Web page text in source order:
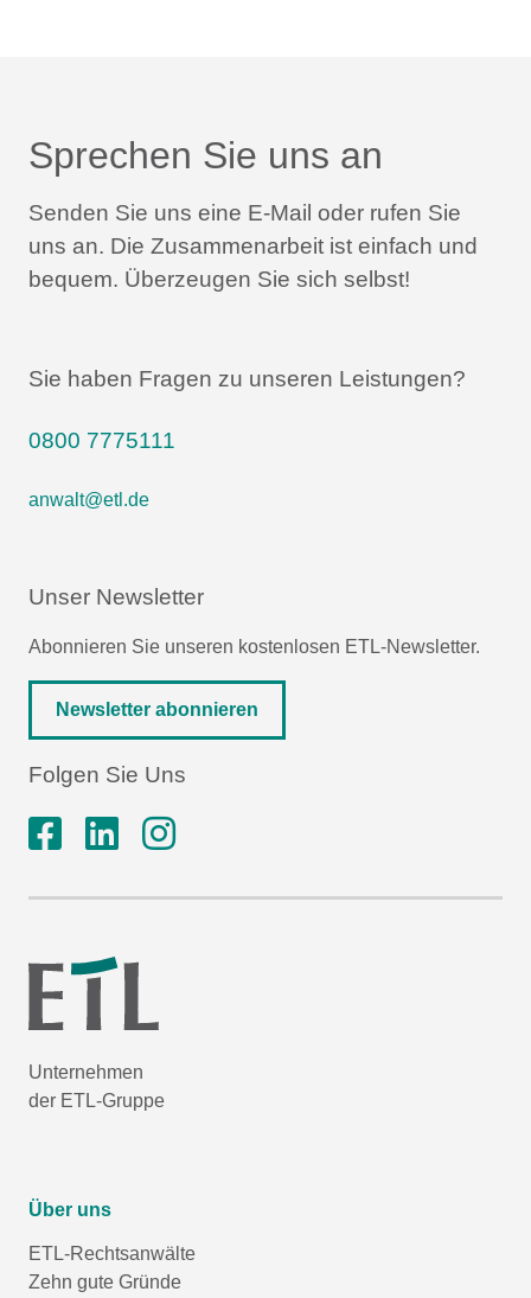
Sprechen Sie uns an
Senden Sie uns eine E-Mail oder rufen Sie
uns an. Die Zusammenarbeit ist einfach und
bequem. Überzeugen Sie sich selbst!
Sie haben Fragen zu unseren Leistungen?
0800 7775111
anwalt@etl.de
Unser Newsletter
Abonnieren Sie unseren kostenlosen ETL-Newsletter.
Newsletter abonnieren
Folgen Sie Uns
Unternehmen
der ETL-Gruppe
Über uns
ETL-Rechtsanwälte
Zehn gute Gründe